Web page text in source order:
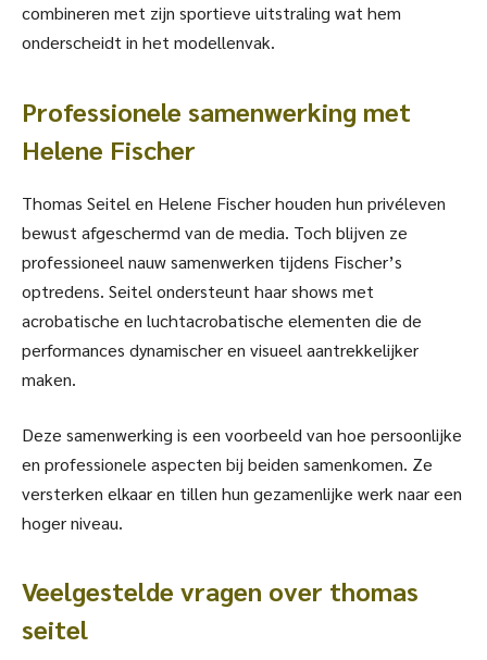
combineren met zijn sportieve uitstraling wat hem
onderscheidt in het modellenvak.
Professionele samenwerking met
Helene Fischer
Thomas Seitel en Helene Fischer houden hun privéleven
bewust afgeschermd van de media. Toch blijven ze
professioneel nauw samenwerken tijdens Fischer’s
optredens. Seitel ondersteunt haar shows met
acrobatische en luchtacrobatische elementen die de
performances dynamischer en visueel aantrekkelijker
maken.
Deze samenwerking is een voorbeeld van hoe persoonlijke
en professionele aspecten bij beiden samenkomen. Ze
versterken elkaar en tillen hun gezamenlijke werk naar een
hoger niveau.
Veelgestelde vragen over thomas
seitel